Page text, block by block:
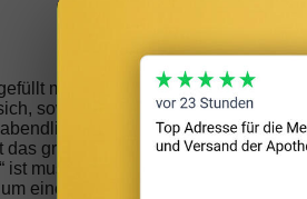
mit üppigem Grün und hohen
sowohl tagsüber als auch nachts
Lichterglanz und das
große Lichterspektakel, das
ist musikalisch untermalt und wirkt
einen guten Platz zu ergattern.